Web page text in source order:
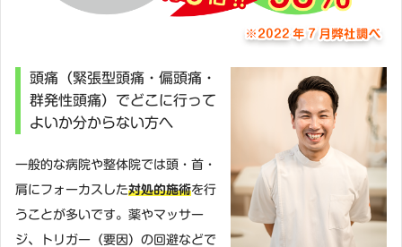
頭痛（緊張型頭痛・偏頭痛・
群発性頭痛）でどこに行って
よいか分からない方へ
一般的な病院や整体院では頭・首・
肩にフォーカスした対処的施術を行
うことが多いです。薬やマッサー
ジ、トリガー（要因）の回避などで